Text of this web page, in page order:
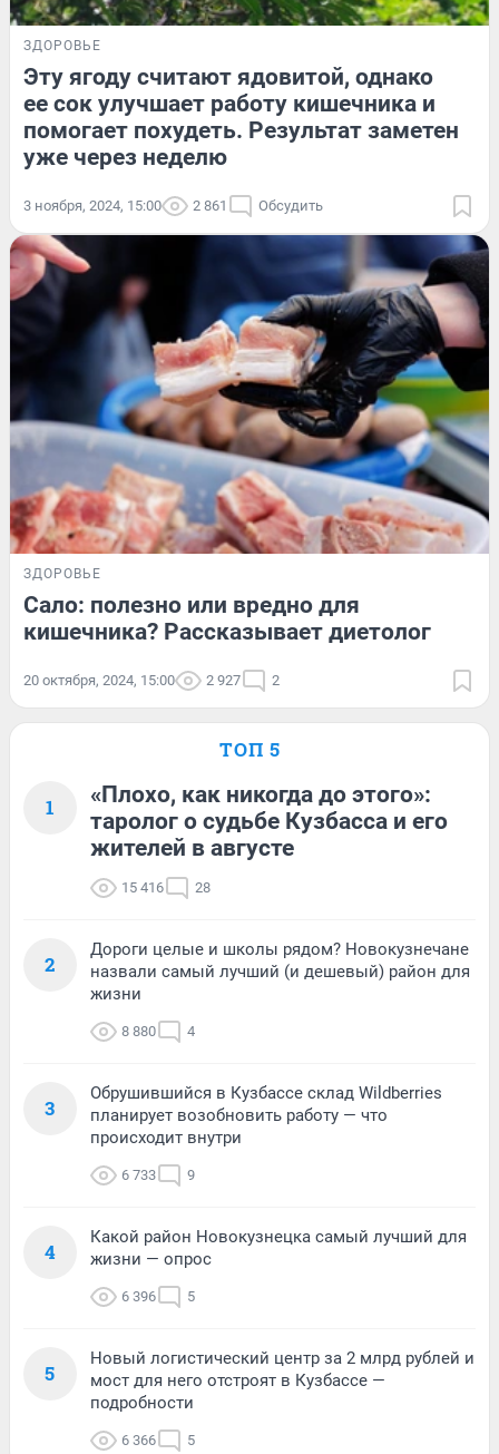
ЗДОРОВЬЕ
Эту ягоду считают ядовитой, однако
ее сок улучшает работу кишечника и
помогает похудеть. Результат заметен
уже через неделю
3 ноября, 2024, 15:00 2 861 Обсудить
ЗДОРОВЬЕ
Сало: полезно или вредно для
кишечника? Рассказывает диетолог
20 октября, 2024, 15:00 2 927 2
ТОП 5
1
«Плохо, как никогда до этого»:
таролог о судьбе Кузбасса и его
жителей в августе
15 416 28
2
Дороги целые и школы рядом? Новокузнечане
назвали самый лучший (и дешевый) район для
жизни
8 880 4
3
Обрушившийся в Кузбассе склад Wildberries
планирует возобновить работу — что
происходит внутри
6 733 9
4
Какой район Новокузнецка самый лучший для
жизни — опрос
6 396 5
5
Новый логистический центр за 2 млрд рублей и
мост для него отстроят в Кузбассе —
подробности
6 366 5